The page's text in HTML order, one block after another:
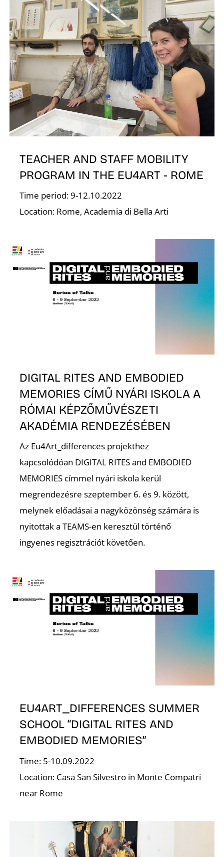
TEACHER AND STAFF MOBILITY
PROGRAM IN THE EU4ART - ROME
Time period: 9-12.10.2022
Location: Rome, Academia di Bella Arti
DIGITAL RITES AND EMBODIED
MEMORIES CÍMŰ NYÁRI ISKOLA A
RÓMAI KÉPZŐMŰVÉSZETI
AKADÉMIA RENDEZÉSÉBEN
Az Eu4Art_differences projekthez
kapcsolódóan DIGITAL RITES and EMBODIED
MEMORIES címmel nyári iskola kerül
megrendezésre szeptember 6. és 9. között,
melynek előadásai a nagyközönség számára is
nyitottak a TEAMS-en keresztül történő
ingyenes regisztrációt követően.
EU4ART_DIFFERENCES SUMMER
SCHOOL “DIGITAL RITES AND
EMBODIED MEMORIES”
Time: 5-10.09.2022
Location: Casa San Silvestro in Monte Compatri
near Rome